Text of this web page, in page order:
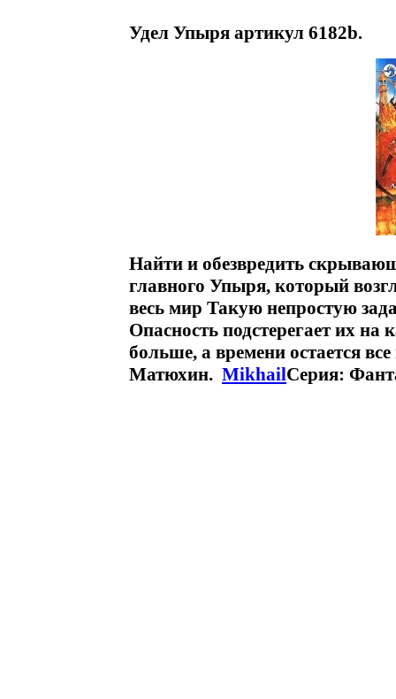
Удел Упыря артикул 6182b.
Найти и обезвредить
главного Упыря, который
весь мир Такую непростую
Опасность подстерегает их
больше, а времени остается
Матюхин. MikhailСерия: